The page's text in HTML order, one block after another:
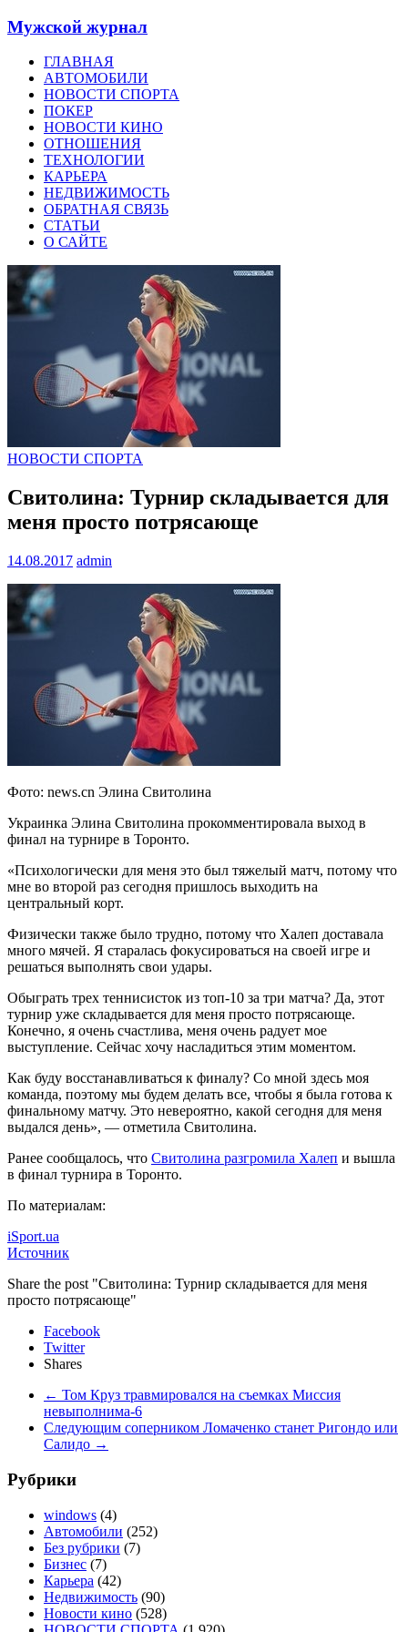
Мужской журнал
ГЛАВНАЯ
АВТОМОБИЛИ
НОВОСТИ СПОРТА
ПОКЕР
НОВОСТИ КИНО
ОТНОШЕНИЯ
ТЕХНОЛОГИИ
КАРЬЕРА
НЕДВИЖИМОСТЬ
ОБРАТНАЯ СВЯЗЬ
СТАТЬИ
О САЙТЕ
НОВОСТИ СПОРТА
Свитолина: Турнир складывается для
меня просто потрясающе
14.08.2017 admin
Фото: news.cn Элина Свитолина
Украинка Элина Свитолина прокомментировала выход в
финал на турнире в Торонто.
«Психологически для меня это был тяжелый матч, потому что
мне во второй раз сегодня пришлось выходить на
центральный корт.
Физически также было трудно, потому что Халеп доставала
много мячей. Я старалась фокусироваться на своей игре и
решаться выполнять свои удары.
Обыграть трех теннисисток из топ-10 за три матча? Да, этот
турнир уже складывается для меня просто потрясающе.
Конечно, я очень счастлива, меня очень радует мое
выступление. Сейчас хочу насладиться этим моментом.
Как буду восстанавливаться к финалу? Со мной здесь моя
команда, поэтому мы будем делать все, чтобы я была готова к
финальному матчу. Это невероятно, какой сегодня для меня
выдался день», — отметила Свитолина.
Ранее сообщалось, что Свитолина разгромила Халеп и вышла
в финал турнира в Торонто.
По материалам:
iSport.ua
Источник
Share the post "Свитолина: Турнир складывается для меня
просто потрясающе"
Facebook
Twitter
Shares
← Том Круз травмировался на съемках Миссия
невыполнима-6
Следующим соперником Ломаченко станет Ригондо или
Салидо →
Рубрики
windows (4)
Автомобили (252)
Без рубрики (7)
Бизнес (7)
Карьера (42)
Недвижимость (90)
Новости кино (528)